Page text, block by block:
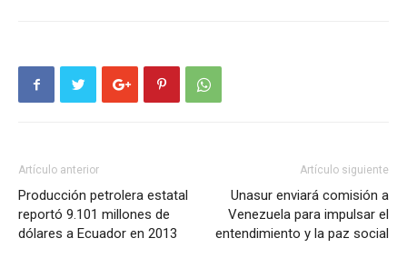
Artículo anterior
Producción petrolera estatal
reportó 9.101 millones de
dólares a Ecuador en 2013
Artículo siguiente
Unasur enviará comisión a
Venezuela para impulsar el
entendimiento y la paz social